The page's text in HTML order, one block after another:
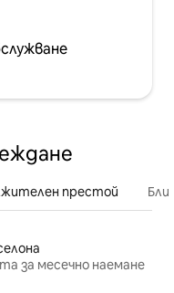
престой
за месечно наемане